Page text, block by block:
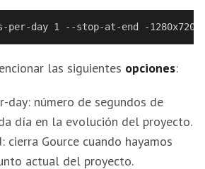
per-day 1 --stop-at-end -
las siguientes opciones:
day: número de segundos de
día en la evolución del proyecto.
cierra Gource cuando hayamos
actual del proyecto.